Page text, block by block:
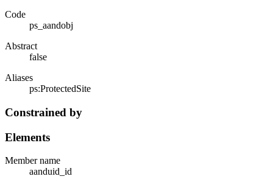
Code
ps_aandobj
Abstract
false
Aliases
ps:ProtectedSite
Constrained by
Elements
Member name
aanduid_id